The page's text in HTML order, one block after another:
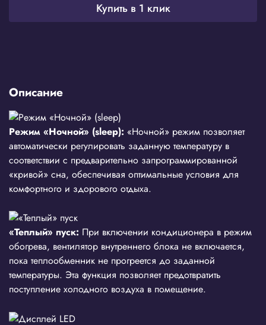
Купить в 1 клик
Описание
Режим «Ночной» (sleep): «Ночной» режим позволяет
автоматически регулировать заданную температуру в
соответствии с предварительно запрограммированной
«кривой» сна, обеспечивая оптимальные условия для
комфортного и здорового отдыха.
«Теплый» пуск: При включении кондиционера в режим
обогрева, вентилятор внутреннего блока не включается,
пока теплообменник не прогреется до заданной
температуры. Эта функция позволяет предотвратить
поступление холодного воздуха в помещение.